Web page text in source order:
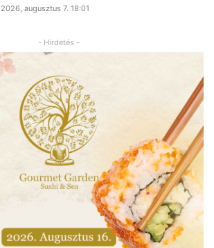
2026, augusztus 7. 18:01
- Hirdetés -